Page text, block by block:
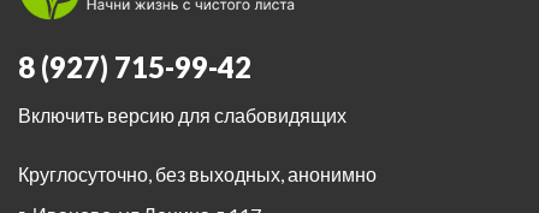
8 (927) 715-99-42
Включить версию для слабовидящих
Круглосуточно, без выходных, анонимно